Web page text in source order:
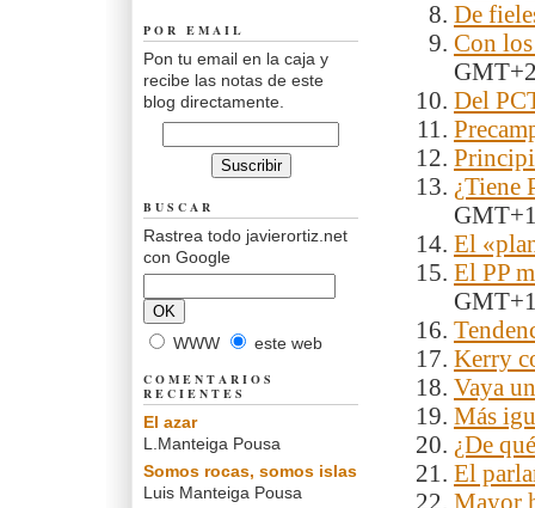
De
Con los
Del
¿Tiene
El
El PP
Kerry
Vaya
Más
¿De
El
Mayor
POR EMAIL
Pon tu email en la caja y
recibe las notas de este
blog directamente.
BUSCAR
Rastrea todo javierortiz.net
con Google
WWW este web
COMENTARIOS
RECIENTES
El azar
L.Manteiga Pousa
Somos rocas, somos islas
Luis Manteiga Pousa